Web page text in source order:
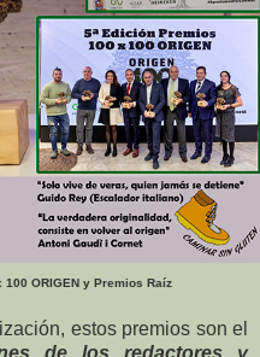
ORIGEN y Premios Raíz
estos premios son el
de los redactores y